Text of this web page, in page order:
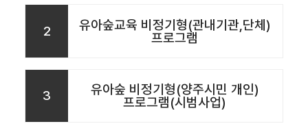
2
유아숲교육 비정기형(관내기관,단체)
프로그램
3
유아숲 비정기형(양주시민 개인)
프로그램(시범사업)